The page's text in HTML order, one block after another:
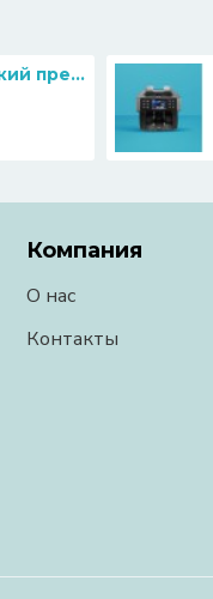
Полуавтоматический пресс-упаковщик банкнот Canny S20
Компания
О нас
Контакты